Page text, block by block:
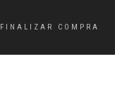
FINALIZAR COMPRA